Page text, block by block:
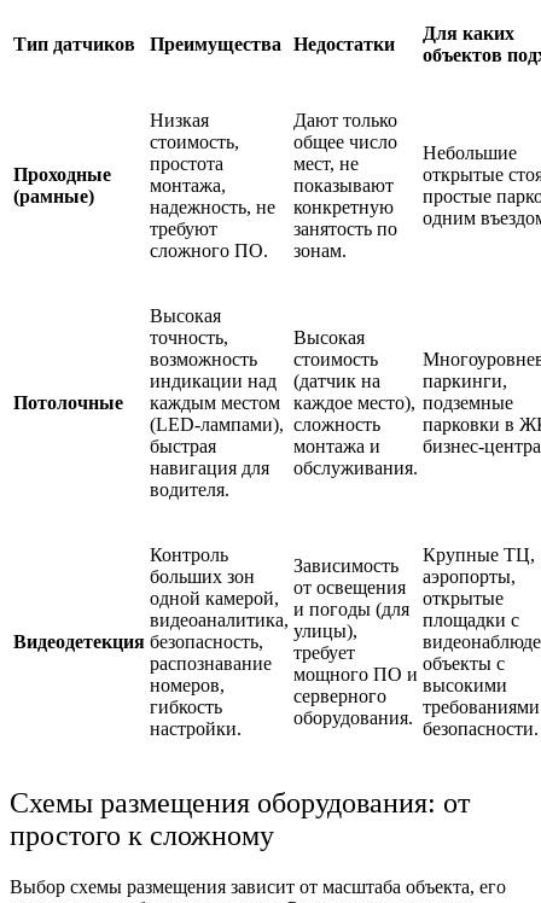
Тип датчиков Преимущества Недостатки
Для каких
объектов
Проходные
(рамные)
Низкая
стоимость,
простота
монтажа,
надежность, не
требуют
сложного ПО.
Дают только
общее число
мест, не
показывают
конкретную
занятость по
зонам.
Небольшие
открытые
простые
одним
Потолочные
Высокая
точность,
возможность
индикации над
каждым местом
(LED-лампами),
быстрая
навигация для
водителя.
Высокая
стоимость
(датчик на
каждое место),
сложность
монтажа и
обслуживания.
паркинги,
подземные
парковки в
бизнес-
Видеодетекция
Контроль
больших зон
одной камерой,
видеоаналитика,
безопасность,
распознавание
номеров,
гибкость
настройки.
Зависимость
от освещения
и погоды (для
улицы),
требует
мощного ПО и
серверного
оборудования.
Крупные ТЦ,
аэропорты,
открытые
площадки с
объекты с
высокими
безопасности.
Схемы размещения оборудования: от
простого к сложному
Выбор схемы размещения зависит от масштаба объекта, его